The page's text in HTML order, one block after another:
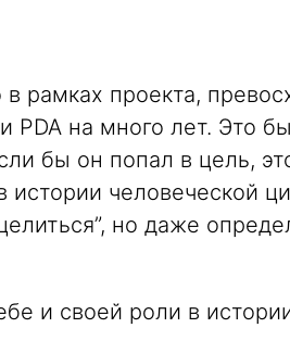
в рамках проекта,
на много лет. Это
бы он попал в цель,
человеческой
но даже
и своей роли в